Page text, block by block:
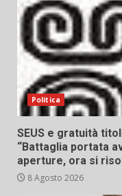
Politica
SEUS e gratuità
“Battaglia portata
aperture, ora si
8 Agosto 2026